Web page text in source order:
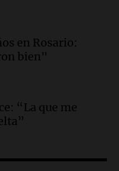
tras volcar
Famagüeya
con
durante
en Rosario:
bien"
“La que me